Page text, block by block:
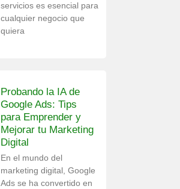
servicios es esencial para
cualquier negocio que
quiera
Probando la IA de
Google Ads: Tips
para Emprender y
Mejorar tu Marketing
Digital
En el mundo del
marketing digital, Google
Ads se ha convertido en